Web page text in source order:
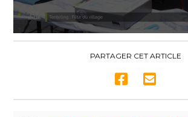
PARTAGER CET ARTICLE